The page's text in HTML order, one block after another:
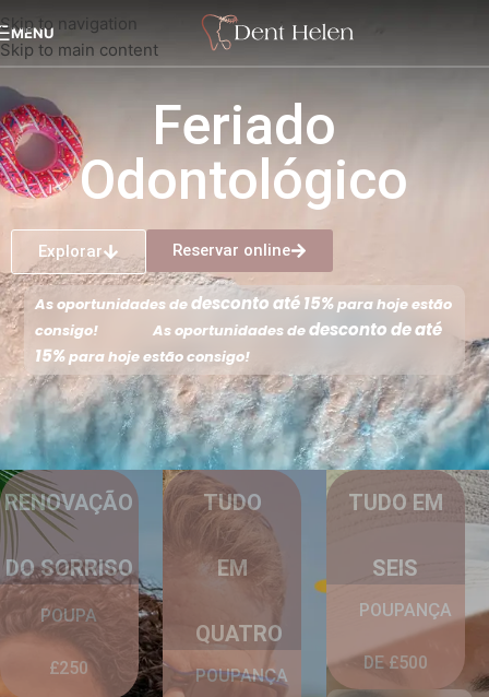
Skip to navigation
Skip to main content
MENU
Feriado
Odontológico
Explorar Reservar online
As oportunidades dedesconto até 15%para hoje estão
consigo!
As oportunidades dedesconto de até
15%para hoje estão consigo!
RENOVAÇÃO
DO SORRISO
POUPA
£250
TUDO
EM
QUATRO
POUPANÇA
TUDO EM
SEIS
POUPANÇA
DE £500